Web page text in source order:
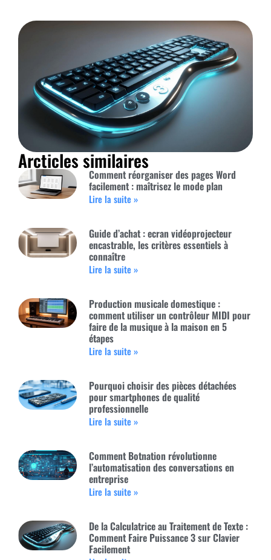
Arcticles similaires
Comment réorganiser des pages Word
facilement : maîtrisez le mode plan
Lire la suite »
Guide d’achat : ecran vidéoprojecteur
encastrable, les critères essentiels à
connaître
Lire la suite »
Production musicale domestique :
comment utiliser un contrôleur MIDI pour
faire de la musique à la maison en 5
étapes
Lire la suite »
Pourquoi choisir des pièces détachées
pour smartphones de qualité
professionnelle
Lire la suite »
Comment Botnation révolutionne
l’automatisation des conversations en
entreprise
Lire la suite »
De la Calculatrice au Traitement de Texte :
Comment Faire Puissance 3 sur Clavier
Facilement